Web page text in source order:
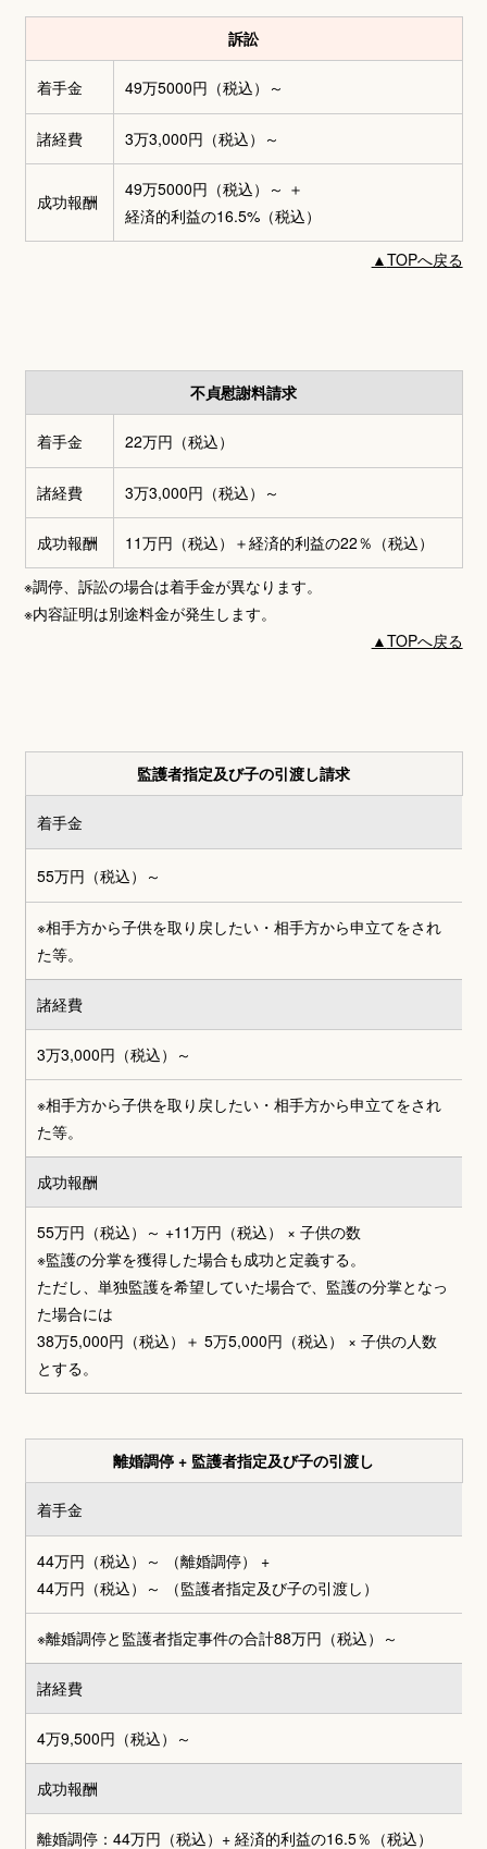
訴訟
着手金 49万5000円 （税込）～
諸経費 3万3,000円 （税込）～
成功報酬
49万5000円（税込）～ ＋
経済的利益の16.5%（税込）
▲TOPへ戻る
不貞慰謝料請求
着手金 22万円 （税込）
諸経費 3万3,000円 （税込）～
成功報酬 11万円（税込）＋経済的利益の22％（税込）
※調停、訴訟の場合は着手金が異なります。
※内容証明は別途料金が発生します。
▲TOPへ戻る
監護者指定及び子の引渡し請求
着手金
55万円 （税込）～
※相手方から子供を取り戻したい・相手方から申立てをされ
た等。
諸経費
3万3,000円 （税込）～
※相手方から子供を取り戻したい・相手方から申立てをされ
た等。
成功報酬
55万円（税込）～ +11万円（税込） × 子供の数
※監護の分掌を獲得した場合も成功と定義する。
ただし、単独監護を希望していた場合で、監護の分掌となっ
た場合には
38万5,000円（税込）＋ 5万5,000円（税込） × 子供の人数
とする。
離婚調停 + 監護者指定及び子の引渡し
着手金
44万円（税込）～ （離婚調停） +
44万円（税込）～
（監護者指定及び子の引渡し）
※離婚調停と監護者指定事件の合計88万円（税込）～
諸経費
4万9,500円 （税込）～
成功報酬
離婚調停：44万円（税込）+ 経済的利益の16.5％（税込）